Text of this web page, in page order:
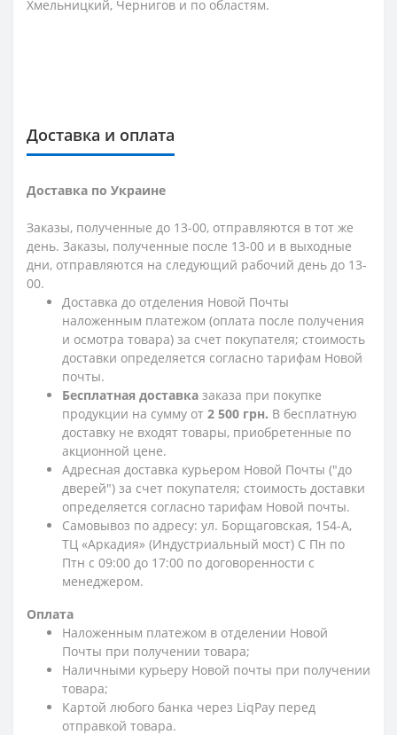
Хмельницкий, Чернигов и по областям.
Доставка и оплата
Доставка по Украине
Заказы, полученные до 13-00, отправляются в тот же
день. Заказы, полученные после 13-00 и в выходные
дни, отправляются на следующий рабочий день до 13-
00.
Доставка до отделения Новой Почты
наложенным платежом (оплата после получения
и осмотра товара) за счет покупателя; стоимость
доставки определяется согласно тарифам Новой
почты.
Бесплатная доставка заказа при покупке
продукции на сумму от 2 500 грн. В бесплатную
доставку не входят товары, приобретенные по
акционной цене.
Адресная доставка курьером Новой Почты ("до
дверей") за счет покупателя; стоимость доставки
определяется согласно тарифам Новой почты.
Самовывоз по адресу: ул. Борщаговская, 154-А,
ТЦ «Аркадия» (Индустриальный мост) С Пн по
Птн с 09:00 до 17:00 по договоренности с
менеджером.
Оплата
Наложенным платежом в отделении Новой
Почты при получении товара;
Наличными курьеру Новой почты при получении
товара;
Картой любого банка через LiqPay перед
отправкой товара.